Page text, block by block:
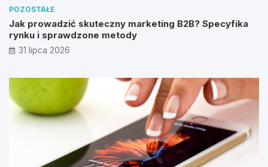
POZOSTAŁE
Jak prowadzić skuteczny marketing B2B? Specyfika
rynku i sprawdzone metody
31 lipca 2026